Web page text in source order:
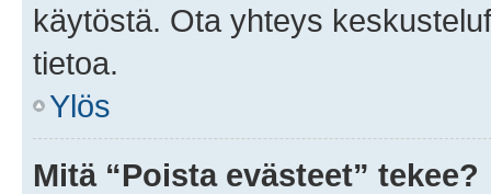
käytöstä. Ota yhteys
tietoa.
Ylös
Mitä “Poista evästeet” tekee?